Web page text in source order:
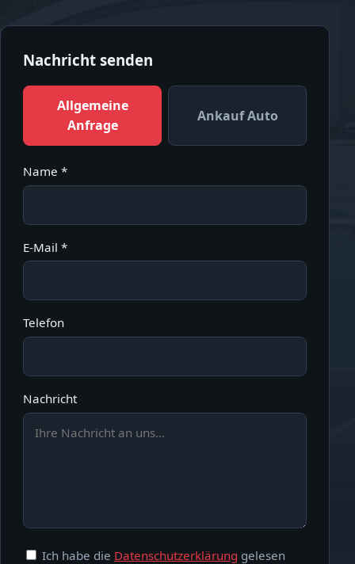
Nachricht senden
Allgemeine
Anfrage
Ankauf Auto
Name *
E-Mail *
Telefon
Nachricht
Ich habe die Datenschutzerklärung gelesen